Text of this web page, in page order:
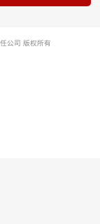
公司 版权所有